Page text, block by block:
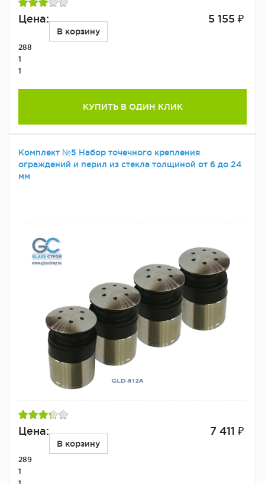
Цена: 5 155 ₽
В корзину
288
1
1
КУПИТЬ В ОДИН КЛИК
Комплект №5 Набор точечного крепления
ограждений и перил из стекла толщиной от 6 до 24
мм
Цена: 7 411 ₽
В корзину
289
1